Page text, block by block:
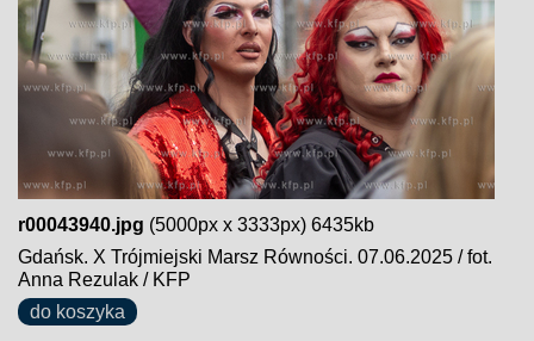
r00043940.jpg (5000px x 3333px) 6435kb
Gdańsk. X Trójmiejski Marsz Równości. 07.06.2025 / fot.
Anna Rezulak / KFP
do koszyka